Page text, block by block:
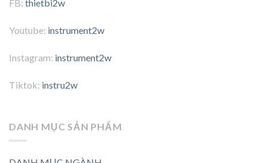
FB: thietbi2w
Youtube: instrument2w
Instagram: instrument2w
Tiktok: instru2w
DANH MỤC SẢN PHẨM